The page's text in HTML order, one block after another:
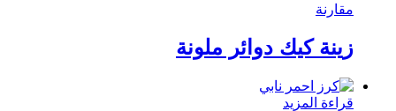
مقارنة
زينة كيك دوائر ملونة
قراءة المزيد